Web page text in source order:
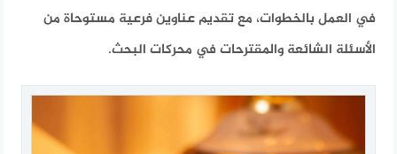
في العمل بالخطوات، مع تقديم عناوين فرعية مستوحاة من
الأسئلة الشائعة والمقترحات في محركات البحث.